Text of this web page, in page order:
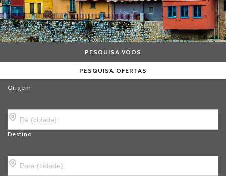
PESQUISA VOOS
PESQUISA OFERTAS
Origem
Destino